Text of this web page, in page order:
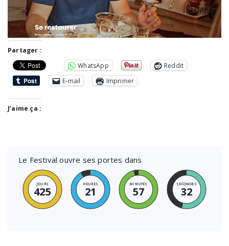
Partager :
WhatsApp
Reddit
E-mail
Imprimer
J’aime ça :
Le Festival ouvre ses portes dans
JOURS
425
HEURES
21
MINUTES
57
SECONDES
32